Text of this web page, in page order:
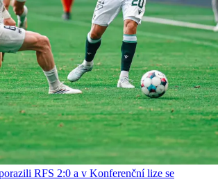
RFS 2:0 a v Konferenční lize se